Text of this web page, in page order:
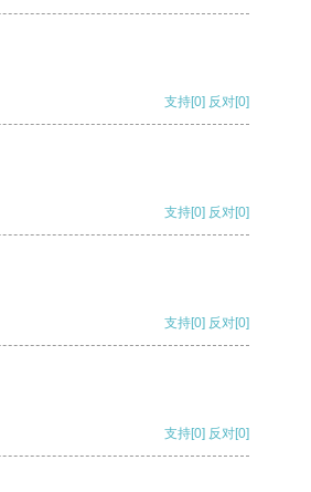
支持[0] 反对[0]
支持[0] 反对[0]
支持[0] 反对[0]
支持[0] 反对[0]